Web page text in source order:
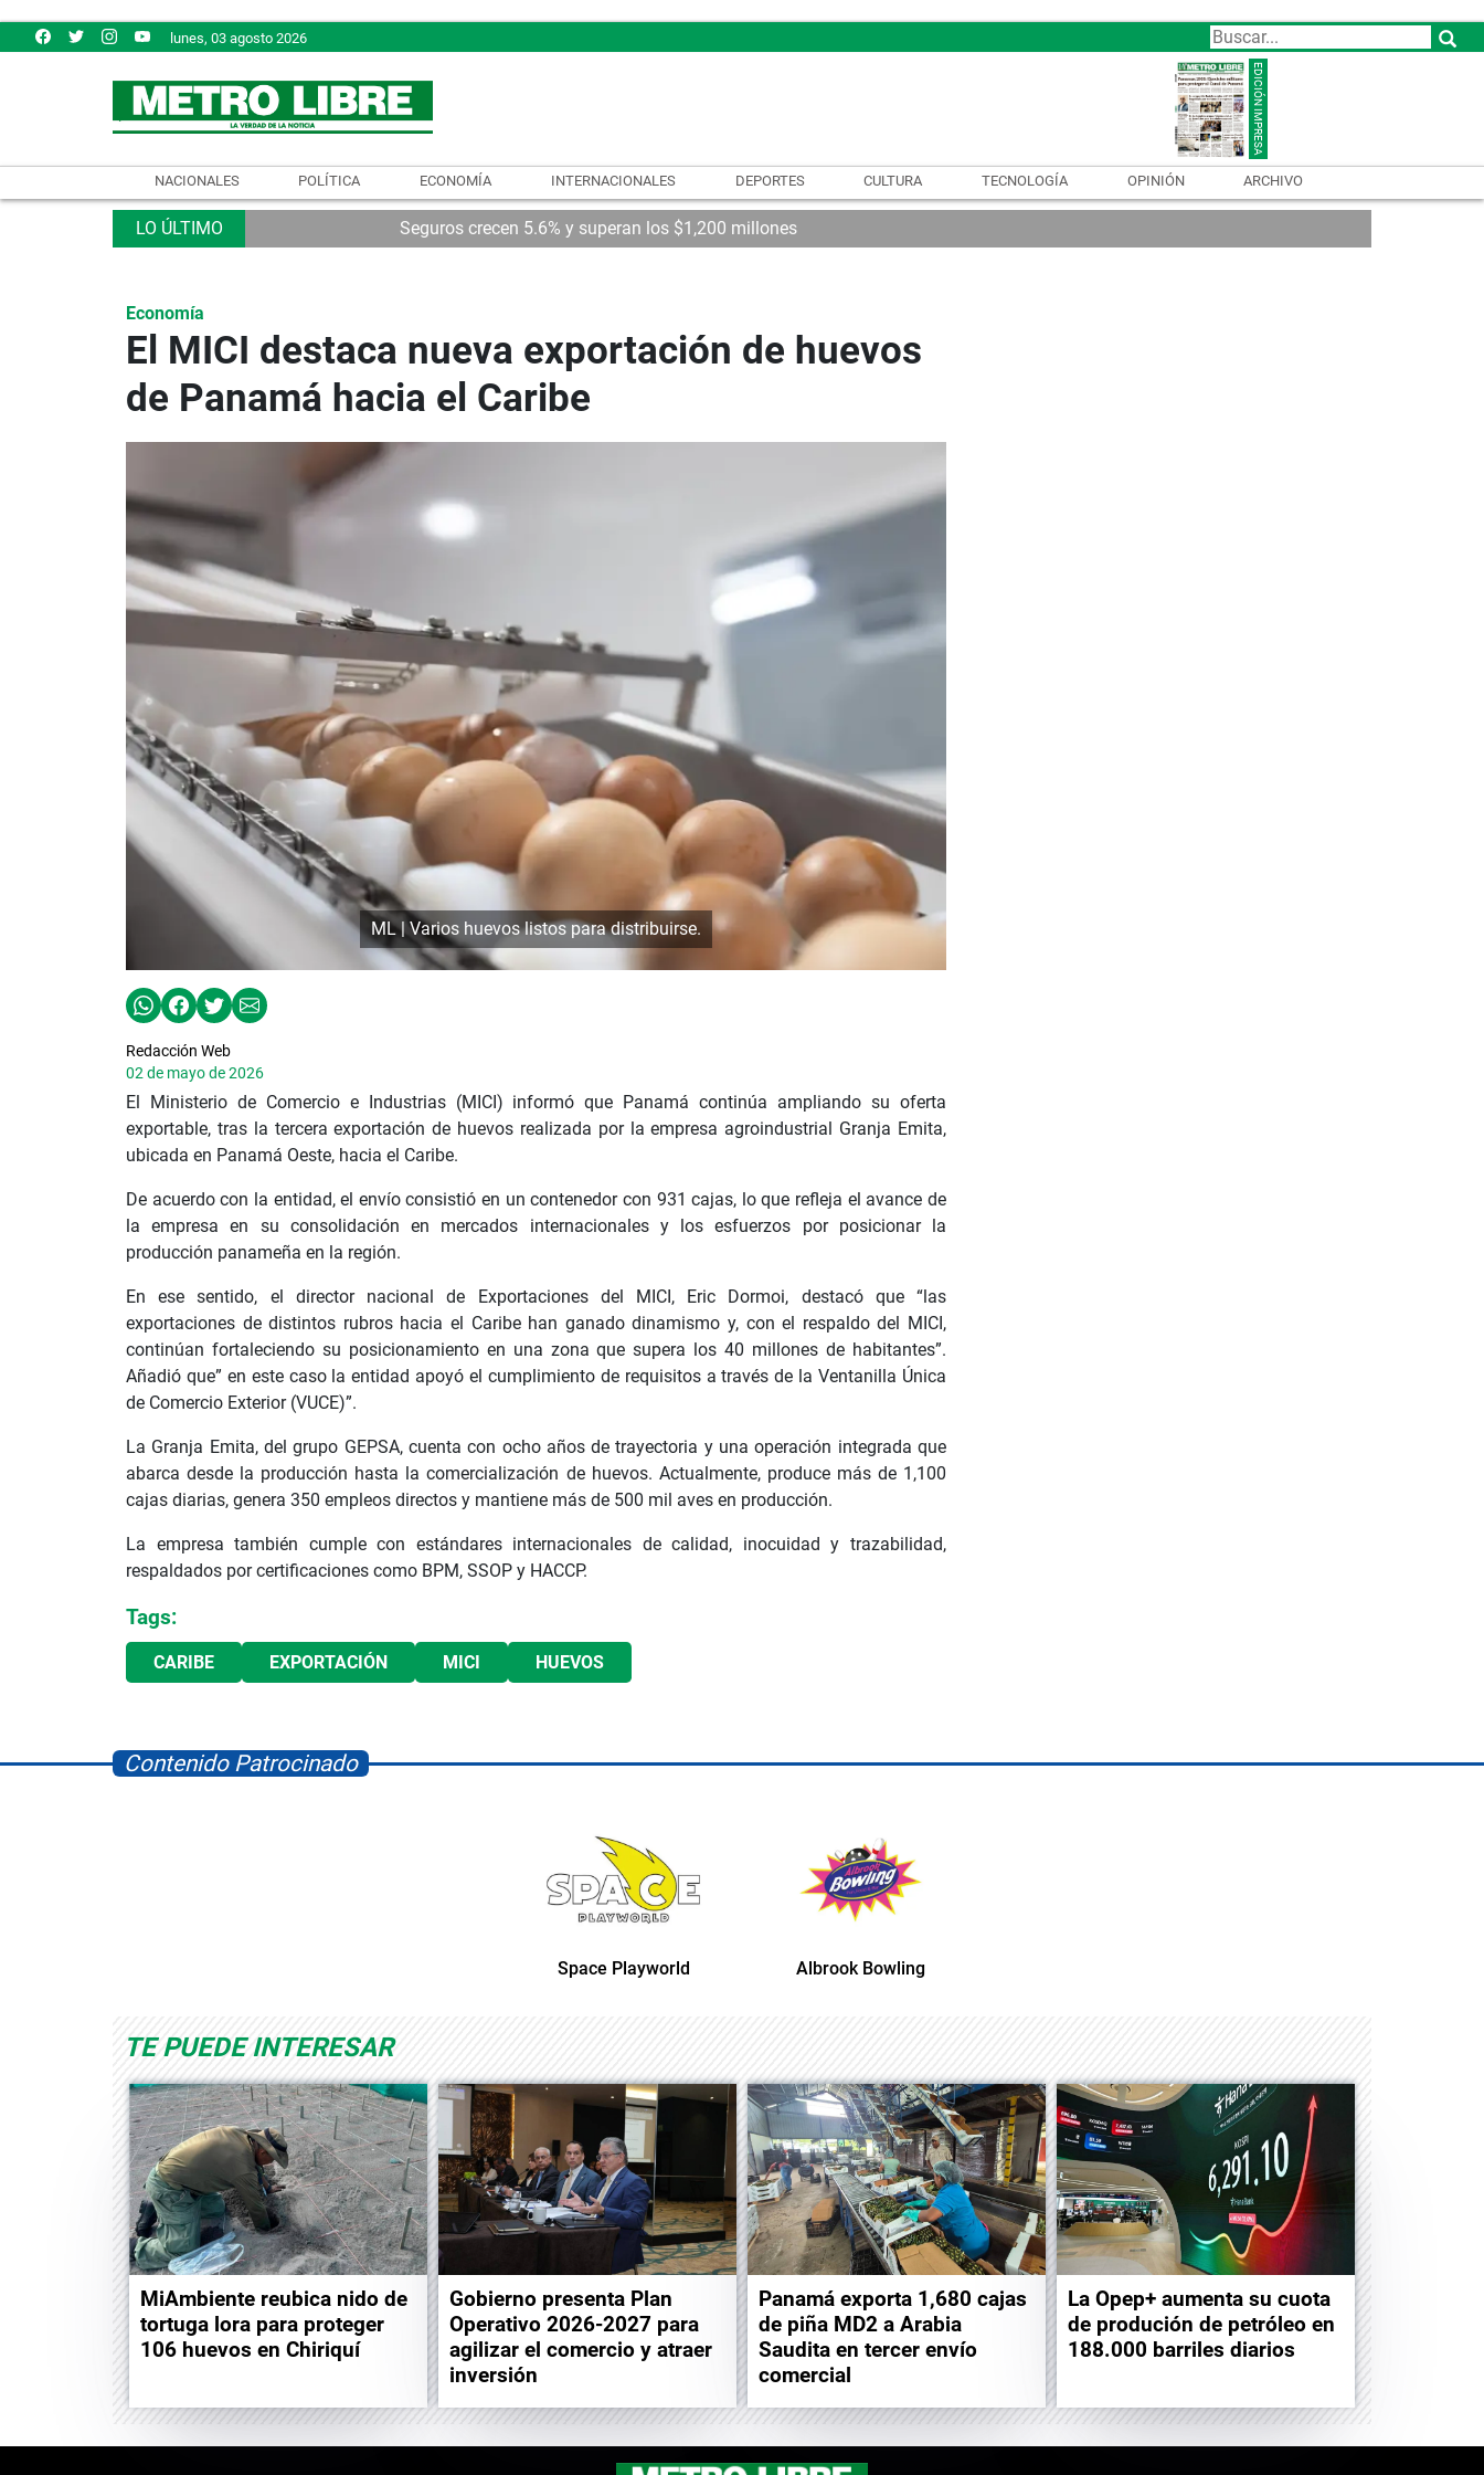
lunes, 03 agosto 2026
NACIONALES POLÍTICA ECONOMÍA INTERNACIONALES DEPORTES CULTURA TECNOLOGÍA OPINIÓN ARCHIVO
Seguros crecen 5.6% y superan los $1,200 millones
Economía
El MICI destaca nueva exportación de huevos
de Panamá hacia el Caribe
ML | Varios huevos listos para distribuirse.
Redacción Web
02 de mayo de 2026
El Ministerio de Comercio e Industrias (MICI) informó que Panamá continúa ampliando su oferta
exportable, tras la tercera exportación de huevos realizada por la empresa agroindustrial Granja Emita,
ubicada en Panamá Oeste, hacia el Caribe.
De acuerdo con la entidad, el envío consistió en un contenedor con 931 cajas, lo que refleja el avance de
la empresa en su consolidación en mercados internacionales y los esfuerzos por posicionar la
producción panameña en la región.
En ese sentido, el director nacional de Exportaciones del MICI, Eric Dormoi, destacó que “las
exportaciones de distintos rubros hacia el Caribe han ganado dinamismo y, con el respaldo del MICI,
continúan fortaleciendo su posicionamiento en una zona que supera los 40 millones de habitantes”.
Añadió que” en este caso la entidad apoyó el cumplimiento de requisitos a través de la Ventanilla Única
de Comercio Exterior (VUCE)”.
La Granja Emita, del grupo GEPSA, cuenta con ocho años de trayectoria y una operación integrada que
abarca desde la producción hasta la comercialización de huevos. Actualmente, produce más de 1,100
cajas diarias, genera 350 empleos directos y mantiene más de 500 mil aves en producción.
La empresa también cumple con estándares internacionales de calidad, inocuidad y trazabilidad,
respaldados por certificaciones como BPM, SSOP y HACCP.
Tags:
CARIBE EXPORTACIÓN MICI HUEVOS
Contenido Patrocinado
Space Playworld Albrook Bowling
TE PUEDE INTERESAR
MiAmbiente reubica nido de
tortuga lora para proteger
106 huevos en Chiriquí
Gobierno presenta Plan
Operativo 2026-2027 para
agilizar el comercio y atraer
inversión
Panamá exporta 1,680 cajas
de piña MD2 a Arabia
Saudita en tercer envío
comercial
La Opep+ aumenta su cuota
de produción de petróleo en
188.000 barriles diarios